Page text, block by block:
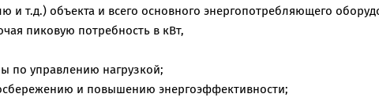
и т.д.) объекта и всего основного энергопотребляющего
пиковую потребность в кВт,
по управлению нагрузкой;
и повышению энергоэффективности;